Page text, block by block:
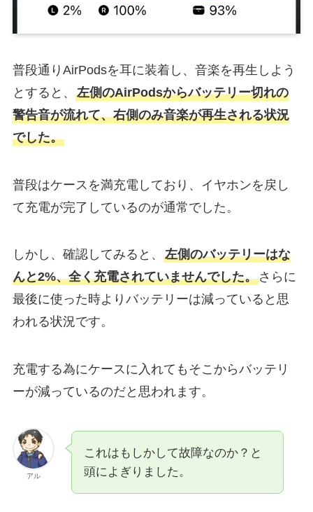
普段通りAirPodsを耳に装着し、音楽を再生しよう
とすると、 左側のAirPodsからバッテリー切れの
警告音が流れて、右側のみ音楽が再生される状況
でした。
普段はケースを満充電しており、イヤホンを戻し
て充電が完了しているのが通常でした。
しかし、確認してみると、 左側のバッテリーはな
んと2%、全く充電されていませんでした。さらに
最後に使った時よりバッテリーは減っていると思
われる状況です。
充電する為にケースに入れてもそこからバッテリ
ーが減っているのだと思われます。
アル
これはもしかして故障なのか？と
頭によぎりました。